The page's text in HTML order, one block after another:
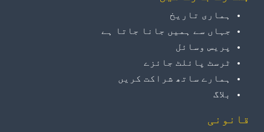
ہماری تاریخ
جہاں سے ہمیں جانا جاتا ہے
پریس وسائل
ٹرسٹ پائلٹ جائزے
ہمارے ساتھ شراکت کریں
بلاگ
قانونی